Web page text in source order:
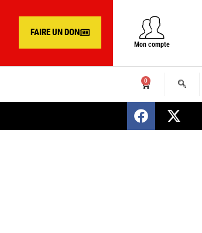
FAIRE UN DON
Mon compte
0
SENEGAL : Nomination d’un nouveau